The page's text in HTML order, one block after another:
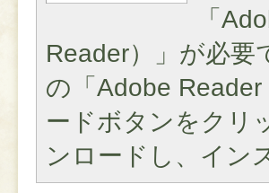
「
Reader）」が必要
の「Adobe
ードボタンをクリ
ンロードし、イン